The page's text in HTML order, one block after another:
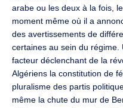
arabe ou les deux à la fois,
moment même où il a
des avertissements de
certaines au sein du
facteur déclenchant de la
Algériens la constitution de
pluralisme des partis
même la chute du mur de